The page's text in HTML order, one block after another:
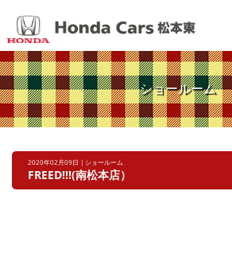
ショールーム
2020年02月09日 | ショールーム
FREED!!!(南松本店）